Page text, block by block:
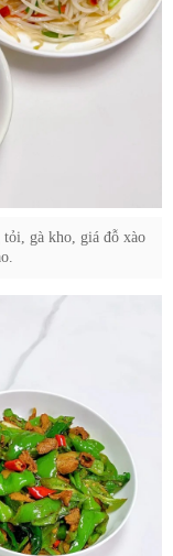
gà kho, giá đỗ xào